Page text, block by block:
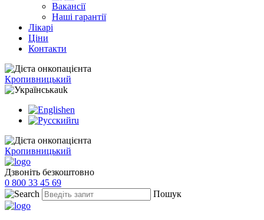
Вакансії
Наші гарантії
Лікарі
Ціни
Контакти
Кропивницький
uk
en
ru
Кропивницький
Дзвоніть безкоштовно
0 800 33 45 69
Пошук